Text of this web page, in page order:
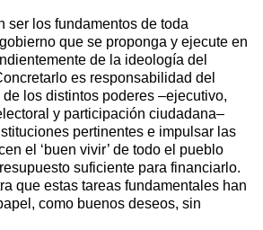
ser los fundamentos de toda
que se proponga y ejecute en
de la ideología del
es responsabilidad del
de los distintos poderes –ejecutivo,
y participación ciudadana–
pertinentes e impulsar las
el ‘buen vivir’ de todo el pueblo
suficiente para financiarlo.
que estas tareas fundamentales han
como buenos deseos, sin